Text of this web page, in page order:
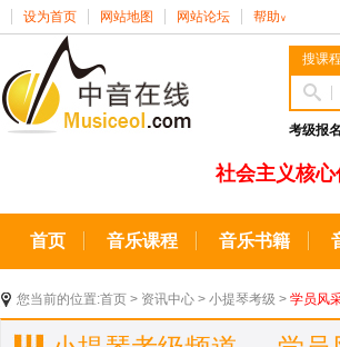
设为首页 网站地图 网站论坛 帮助 ∨
搜课程
考级报名
社会主义核
首页 音乐课程 音乐书籍
您当前的位置:首页 > 资讯中心 > 小提琴考级 > 学员风